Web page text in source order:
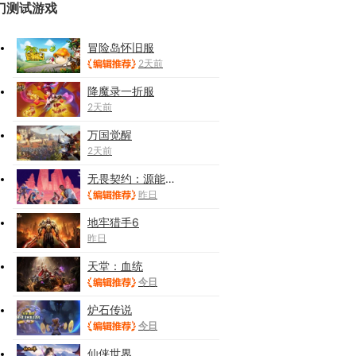
测试游戏
冒险岛怀旧服
2天前
降魔录一折服
2天前
万国觉醒
2天前
无畏契约：源能行动
昨日
地牢猎手6
昨日
天堂：血统
今日
炉石传说
今日
仙侠世界